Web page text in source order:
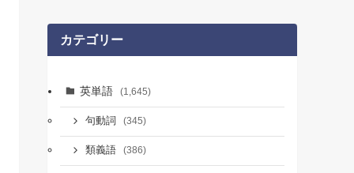
カテゴリー
英単語 (1,645)
句動詞 (345)
類義語 (386)